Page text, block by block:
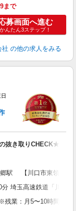
まで
募画面へ進む
かんたん3ステップ！
社 の他の求人をみる
抜き取りCHECK★髪色
郷駅 【川口市東領家
埼玉高速鉄道「川口
業：月5〜10時間程